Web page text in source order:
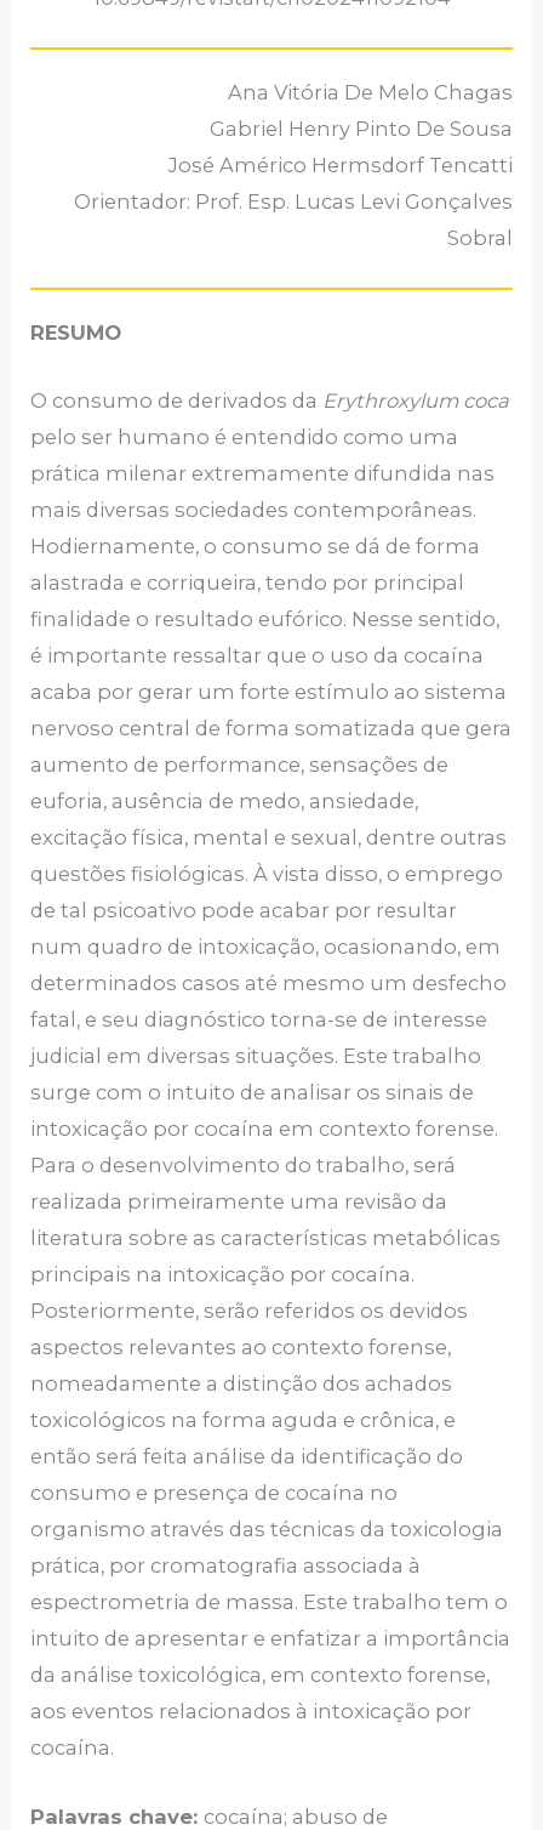
Ana Vitória De Melo Chagas
Gabriel Henry Pinto De Sousa
José Américo Hermsdorf Tencatti
Orientador: Prof. Esp. Lucas Levi Gonçalves
Sobral
RESUMO
O consumo de derivados da Erythroxylum coca
pelo ser humano é entendido como uma
prática milenar extremamente difundida nas
mais diversas sociedades contemporâneas.
Hodiernamente, o consumo se dá de forma
alastrada e corriqueira, tendo por principal
finalidade o resultado eufórico. Nesse sentido,
é importante ressaltar que o uso da cocaína
acaba por gerar um forte estímulo ao sistema
nervoso central de forma somatizada que gera
aumento de performance, sensações de
euforia, ausência de medo, ansiedade,
excitação física, mental e sexual, dentre outras
questões fisiológicas. À vista disso, o emprego
de tal psicoativo pode acabar por resultar
num quadro de intoxicação, ocasionando, em
determinados casos até mesmo um desfecho
fatal, e seu diagnóstico torna-se de interesse
judicial em diversas situações. Este trabalho
surge com o intuito de analisar os sinais de
intoxicação por cocaína em contexto forense.
Para o desenvolvimento do trabalho, será
realizada primeiramente uma revisão da
literatura sobre as características metabólicas
principais na intoxicação por cocaína.
Posteriormente, serão referidos os devidos
aspectos relevantes ao contexto forense,
nomeadamente a distinção dos achados
toxicológicos na forma aguda e crônica, e
então será feita análise da identificação do
consumo e presença de cocaína no
organismo através das técnicas da toxicologia
prática, por cromatografia associada à
espectrometria de massa. Este trabalho tem o
intuito de apresentar e enfatizar a importância
da análise toxicológica, em contexto forense,
aos eventos relacionados à intoxicação por
cocaína.
Palavras chave: cocaína; abuso de